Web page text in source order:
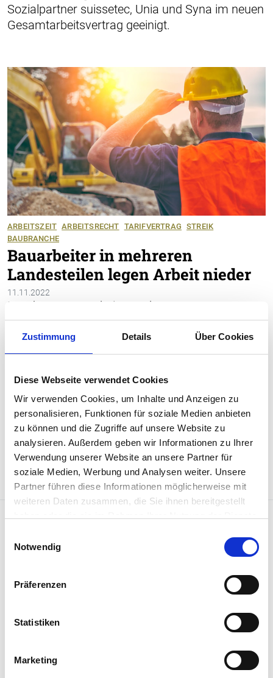
Zustimmung Details Über Cookies
Diese Webseite verwendet Cookies
Wir verwenden Cookies, um Inhalte und Anzeigen zu
personalisieren, Funktionen für soziale Medien anbieten
zu können und die Zugriffe auf unsere Website zu
analysieren. Außerdem geben wir Informationen zu Ihrer
Verwendung unserer Website an unsere Partner für
soziale Medien, Werbung und Analysen weiter. Unsere
Partner führen diese Informationen möglicherweise mit
weiteren Daten zusammen, die Sie ihnen bereitgestellt
Notwendig
Präferenzen
Statistiken
Marketing
Sozialpartner suissetec, Unia und Syna im neuen
Gesamtarbeitsvertrag geeinigt.
ARBEITSZEIT ARBEITSRECHT TARIFVERTRAG
STREIK
BAUBRANCHE
Bauarbeiter in mehreren
Landesteilen legen Arbeit nieder
11.11.2022
Rund 2000 Bauarbeiter mehrerer
Deutschschweizer Kantone haben wegen
Forderungen der Baumeister ihre Arbeit
niedergelegt. Die Aktion ist Teil einer
Neuverhandlungen des Landesmantelvertrags
(LMV).
Penso versteht sich als Begleiterin, Ratgeberin
und Inspiratorin für Menschen, die mit Menschen